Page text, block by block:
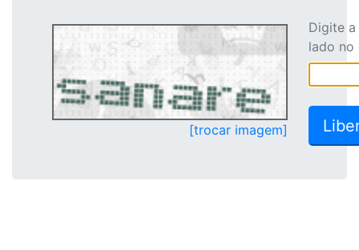
[trocar imagem]
Digite
lado no